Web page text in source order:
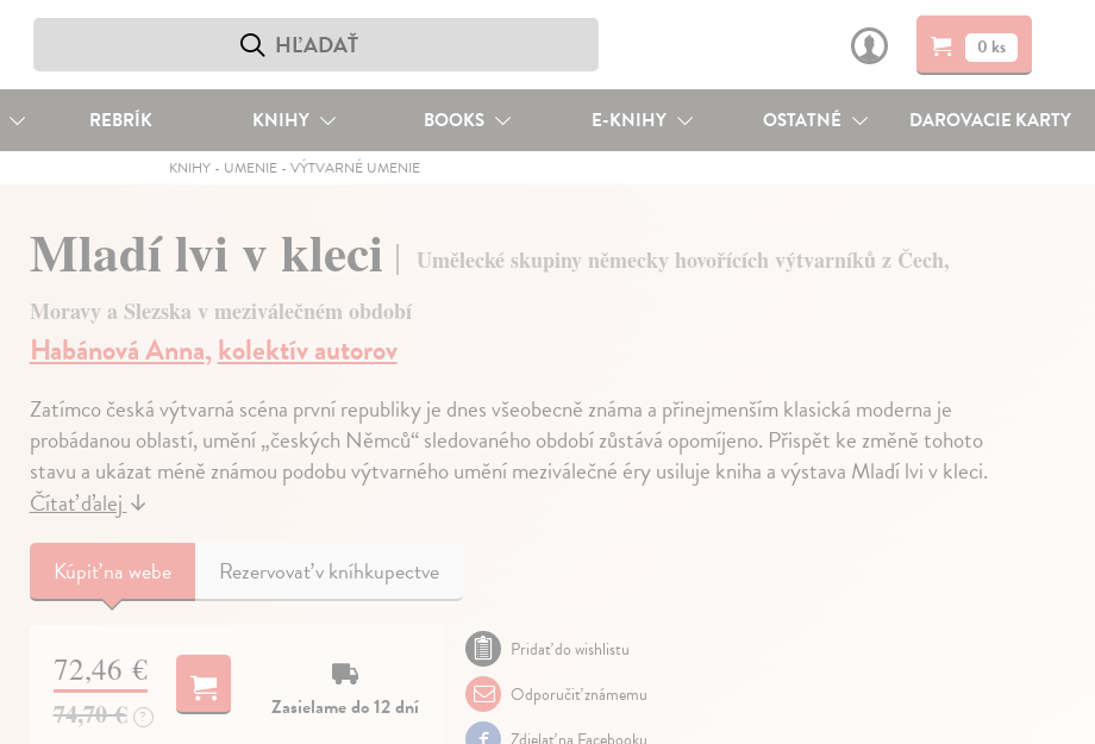
0 ks
REBRÍK KNIHY BOOKS E-KNIHY OSTATNÉ DAROVACIE KARTY
KNIHY - UMENIE -VÝTVARNÉ UMENIE
Mladí lvi v kleci
Umělecké skupiny německy hovořících výtvarníků z Čech,
Moravy a Slezska v meziválečném období
Habánová Anna,kolektív autorov
Zatímco česká výtvarná scéna první republiky je dnes všeobecně známa a přinejmenším klasická moderna je
probádanou oblastí, umění „českých Němců“ sledovaného období zůstává opomíjeno. Přispět ke změně tohoto
stavu a ukázat méně známou podobu výtvarného umění meziválečné éry usiluje kniha a výstava Mladí lvi v kleci.
Čítať ďalej↓
Kúpiťna webe Rezervovať v kníhkupectve
72,46 €
74,70 € ?
Zasielame do 12 dní
Pridať do wishlistu
Odporučiť známemu